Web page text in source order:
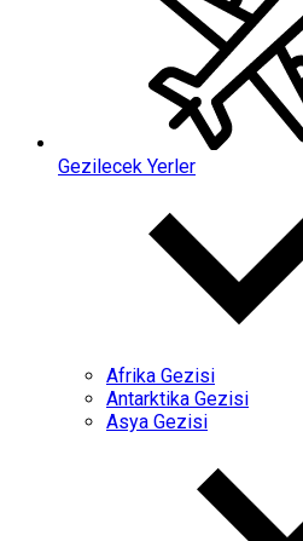
Gezilecek Yerler
Afrika Gezisi
Antarktika Gezisi
Asya Gezisi